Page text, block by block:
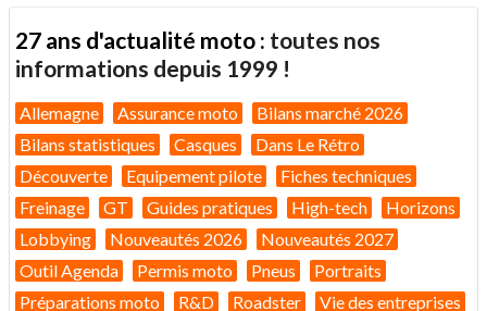
27 ans d'actualité moto : toutes nos
informations depuis 1999 !
Allemagne Assurance moto
Bilans marché 2026
Bilans statistiques
Casques
Dans Le Rétro
Découverte
Equipement pilote
Fiches techniques
Freinage
GT Guides pratiques High-tech
Horizons
Lobbying
Nouveautés 2026
Nouveautés 2027
Outil Agenda
Permis moto Pneus
Portraits
Préparations moto
R&D Roadster Vie des entreprises